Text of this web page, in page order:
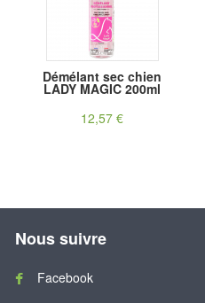
Démélant sec chien
LADY MAGIC 200ml
12,57 €
Nous suivre
Facebook